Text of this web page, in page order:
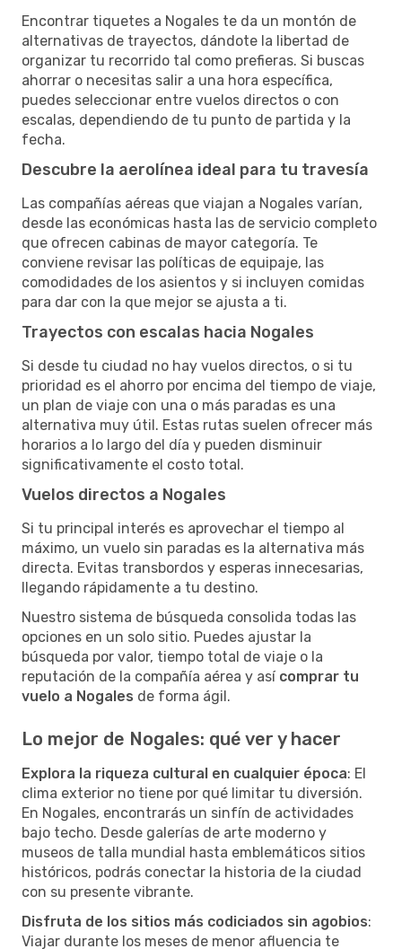
Encontrar tiquetes a Nogales te da un montón de
alternativas de trayectos, dándote la libertad de
organizar tu recorrido tal como prefieras. Si buscas
ahorrar o necesitas salir a una hora específica,
puedes seleccionar entre vuelos directos o con
escalas, dependiendo de tu punto de partida y la
fecha.
Descubre la aerolínea ideal para tu travesía
Las compañías aéreas que viajan a Nogales varían,
desde las económicas hasta las de servicio completo
que ofrecen cabinas de mayor categoría. Te
conviene revisar las políticas de equipaje, las
comodidades de los asientos y si incluyen comidas
para dar con la que mejor se ajusta a ti.
Trayectos con escalas hacia Nogales
Si desde tu ciudad no hay vuelos directos, o si tu
prioridad es el ahorro por encima del tiempo de viaje,
un plan de viaje con una o más paradas es una
alternativa muy útil. Estas rutas suelen ofrecer más
horarios a lo largo del día y pueden disminuir
significativamente el costo total.
Vuelos directos a Nogales
Si tu principal interés es aprovechar el tiempo al
máximo, un vuelo sin paradas es la alternativa más
directa. Evitas transbordos y esperas innecesarias,
llegando rápidamente a tu destino.
Nuestro sistema de búsqueda consolida todas las
opciones en un solo sitio. Puedes ajustar la
búsqueda por valor, tiempo total de viaje o la
reputación de la compañía aérea y así comprar tu
vuelo a Nogales de forma ágil.
Lo mejor de Nogales: qué ver y hacer
Explora la riqueza cultural en cualquier época: El
clima exterior no tiene por qué limitar tu diversión.
En Nogales, encontrarás un sinfín de actividades
bajo techo. Desde galerías de arte moderno y
museos de talla mundial hasta emblemáticos sitios
históricos, podrás conectar la historia de la ciudad
con su presente vibrante.
Disfruta de los sitios más codiciados sin agobios:
Viajar durante los meses de menor afluencia te